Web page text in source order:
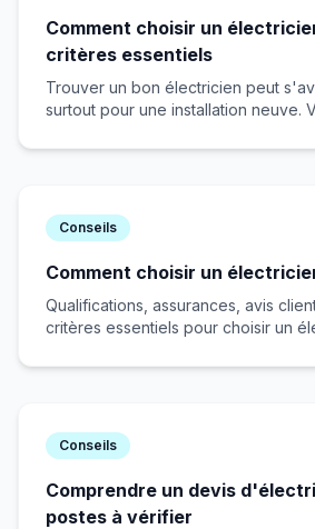
Comment choisir un
critères essentiels
Trouver un bon électricien peut
surtout pour une installation neuve.
mauvaises surprises.
Conseils
Comment choisir un
Qualifications, assurances, avis
critères essentiels pour choisir un
Conseils
Comprendre un devis
postes à vérifier